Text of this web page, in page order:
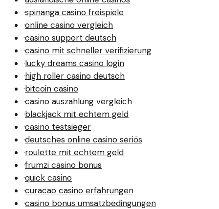
·spinanga casino freispiele
·online casino vergleich
·casino support deutsch
·casino mit schneller verifizierung
·lucky dreams casino login
·high roller casino deutsch
·bitcoin casino
·casino auszahlung vergleich
·blackjack mit echtem geld
·casino testsieger
·deutsches online casino seriös
·roulette mit echtem geld
·frumzi casino bonus
·quick casino
·curacao casino erfahrungen
·casino bonus umsatzbedingungen